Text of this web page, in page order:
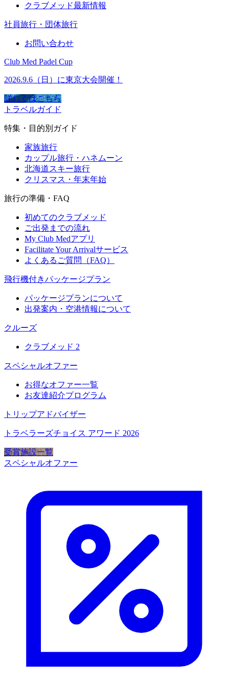
クラブメッド最新情報
社員旅行・団体旅行
お問い合わせ
Club Med Padel Cup
2026.9.6（日）に東京大会開催！
詳しくはこちら
トラベルガイド
特集・目的別ガイド
家族旅行
カップル旅行・ハネムーン
北海道スキー旅行
クリスマス・年末年始
旅行の準備・FAQ
初めてのクラブメッド
ご出発までの流れ
My Club Medアプリ
Facilitate Your Arrivalサービス
よくあるご質問（FAQ）
飛行機付きパッケージプラン
パッケージプランについて
出発案内・空港情報について
クルーズ
クラブメッド 2
スペシャルオファー
お得なオファー一覧
お友達紹介プログラム
トリップアドバイザー
トラベラーズチョイス アワード 2026
受賞施設一覧
スペシャルオファー